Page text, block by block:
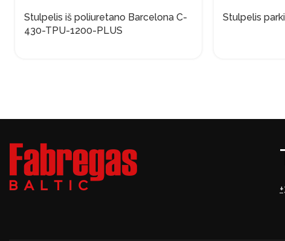
Stulpelis iš poliuretano Barcelona C-
430-TPU-1200-PLUS
Stulpelis